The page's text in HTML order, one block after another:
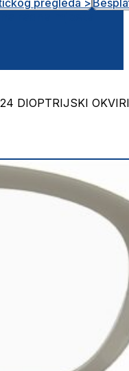
DIOPTRIJSKI OKVIRI